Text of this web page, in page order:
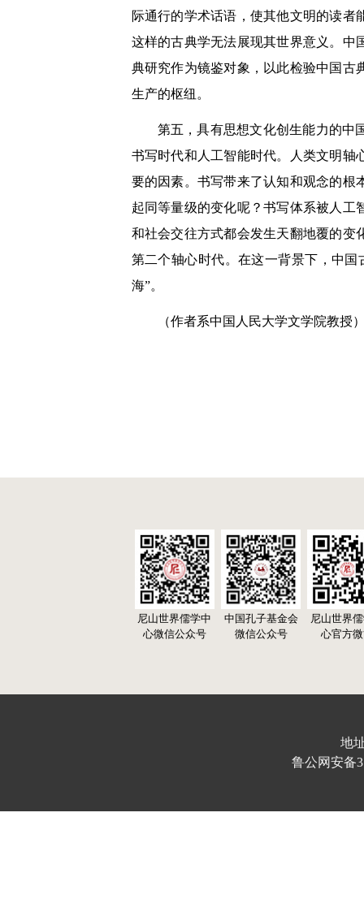
际通行的学术话语，使其他文明的读
这样的古典学无法展现其世界意义。中
典研究作为镜鉴对象，以此检验中国古
生产的枢纽。
第五，具有思想文化创生能力的中
书写时代和人工智能时代。人类文明轴
要的因素。书写带来了认知和观念的根
起同等量级的变化呢？书写体系被人
和社会交往方式都会发生天翻地覆的变
第二个轴心时代。在这一背景下，中
海”。
（作者系中国人民大学文学院教授
尼山世界儒学中
心微信公众号
中国孔子基金会
微信公众号
尼山世界
心官方
地
鲁公网安备